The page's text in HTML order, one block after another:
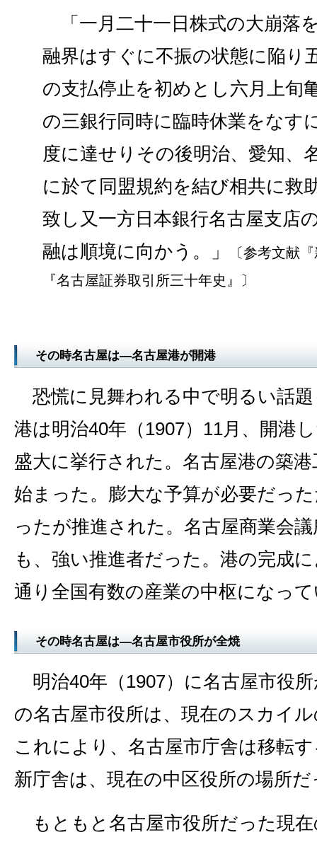
「一月二十一日株式の大崩落
融界はすぐに不振の状態に陥り
の支払停止を初めとし六月上旬
の三銀行同時に臨時休業をなす
度に達せりその後明治、愛知、
に於て同盟規約を結び相共に救
致し又一方日本銀行名古屋支店
融は順境に向かう。」
〔参考文献
『名古屋証券取引所三十年史』〕
その時名古屋は―名古屋港が開港
恐慌に見舞われる中で明るい話
港は明治40年（1907）11月、開港
盛大に挙行された。名古屋港の築
始まった。膨大な予算が必要だっ
ったが推進された。名古屋商業会
も、強い推進者だった。港の完成
通り全国有数の産業の中枢になっ
その時名古屋は―名古屋市役所が全焼
明治40年（1907）に名古屋市役
の名古屋市役所は、現在のスカイ
これにより、名古屋市庁舎は移転
新庁舎は、現在の中区役所の場所
もともと名古屋市役所だった現